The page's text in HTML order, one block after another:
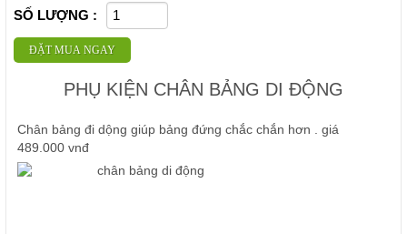
SỐ LƯỢNG :
ĐẶT MUA NGAY
PHỤ KIỆN CHÂN BẢNG DI ĐỘNG
Chân bảng đi dộng giúp bảng đứng chắc chắn hơn . giá
489.000 vnđ